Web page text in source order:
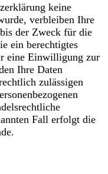
keine
verbleiben Ihre
der Zweck für die
ein berechtigtes
eine Einwilligung zur
Ihre Daten
zulässigen
Fall erfolgt die